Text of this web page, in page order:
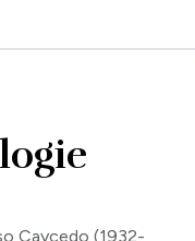
Caycedo (1932-